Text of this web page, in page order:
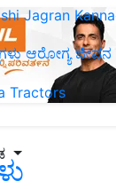
ಆರೋಗ್ಯ ಜೀವನ